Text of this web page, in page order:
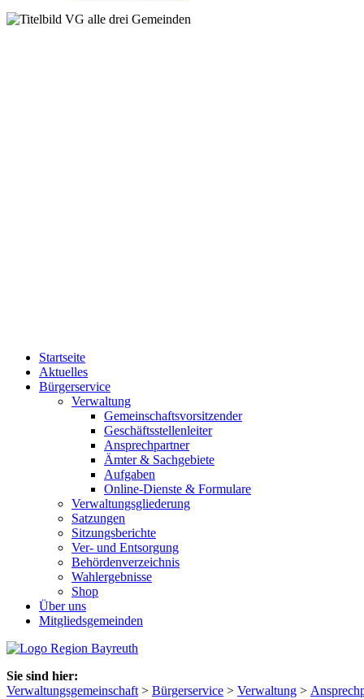
Startseite
Aktuelles
Bürgerservice
Verwaltung
Gemeinschaftsvorsitzender
Geschäftsstellenleiter
Ansprechpartner
Ämter & Sachgebiete
Aufgaben
Online-Dienste & Formulare
Verwaltungsgliederung
Satzungen
Sitzungsberichte
Ver- und Entsorgung
Behördenverzeichnis
Wahlergebnisse
Shop
Über uns
Mitgliedsgemeinden
Sie sind hier:
Verwaltungsgemeinschaft > Bürgerservice > Verwaltung >